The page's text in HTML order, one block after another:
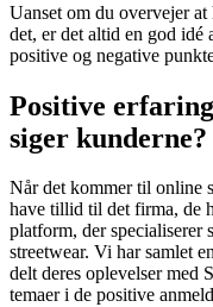
Uanset om du overvejer
det, er det altid en god idé
positive og negative
Positive
siger kunderne?
Når det kommer til online
have tillid til det firma, de
platform, der specialiserer
streetwear. Vi har samlet
delt deres oplevelser med
temaer i de positive